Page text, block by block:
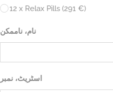
12 x Relax Pills (291 €)
نام، ناممکن
اسٹریٹ، نمبر